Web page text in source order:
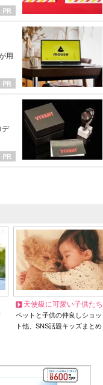
用
デ
天使級に可愛い子供たち
ペットと子供の仲良しショッ
ト他、SNS話題キッズまとめ